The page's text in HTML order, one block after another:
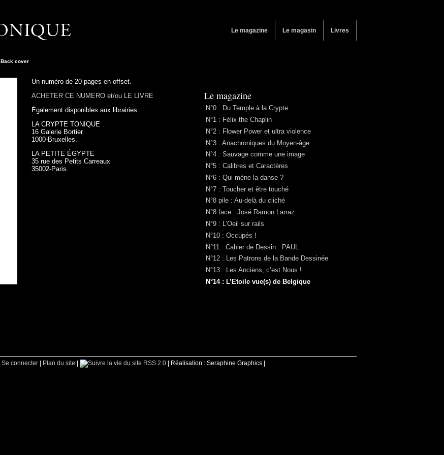
Le magazine Le magasin Livres
Back cover
Un numéro de 20 pages en offset.
ACHETER CE NUMERO et/ou LE LIVRE
Également disponibles aux librairies :
LA CRYPTE TONIQUE
16 Galerie Bortier
1000-Bruxelles.
LA PETITE ÉGYPTE
35 rue des Petits Carreaux
35002-Paris.
Le magazine
N°0 : Du Temple à la Crypte
N°1 : Félix the Chaplin
N°2 : Flower Power et ultra violence
N°3 : Anachroniques du Moyen-âge
N°4 : Sauvage comme une image
N°5 : Calibres et Caractères
N°6 : Qui mène la danse ?
N°7 : Toucher et être touché
N°8 pile : Au-delà du cliché
N°8 face : José Ramon Larraz
N°9 : L’Oeil sur rails
N°10 : Occupés !
N°11 : Cahier de Dessin : PAUL
N°12 : Les Patrons de la Bande Dessinée
N°13 : Les Anciens, c’est Nous !
N°14 : L’Etoile vue(s) de Belgique
Se connecter | Plan du site | RSS 2.0 | Réalisation : Seraphine Graphics |